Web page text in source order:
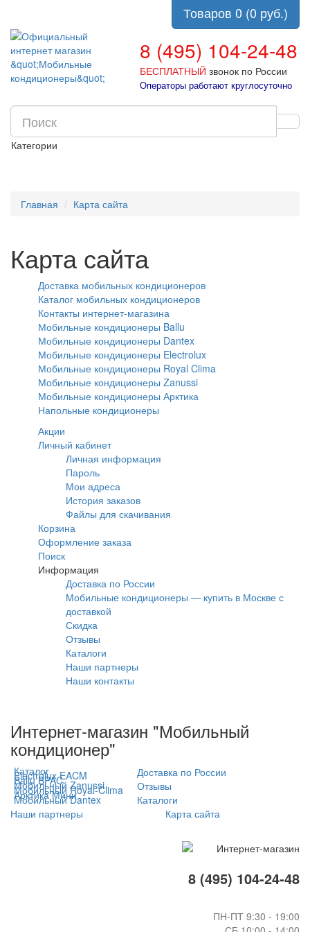
Товаров 0 (0 руб.)
8 (495) 104-24-48
БЕСПЛАТНЫЙ звонок по России
Операторы работают круглосуточно
Категории
Главная Карта сайта
Карта сайта
Доставка мобильных кондиционеров
Каталог мобильных кондиционеров
Контакты интернет-магазина
Мобильные кондиционеры Ballu
Мобильные кондиционеры Dantex
Мобильные кондиционеры Electrolux
Мобильные кондиционеры Royal Clima
Мобильные кондиционеры Zanussi
Мобильные кондиционеры Арктика
Напольные кондиционеры
Акции
Личный кабинет
Личная информация
Пароль
Мои адреса
История заказов
Файлы для скачивания
Корзина
Оформление заказа
Поиск
Информация
Доставка по России
Мобильные кондиционеры — купить в Москве с
доставкой
Скидка
Отзывы
Каталоги
Наши партнеры
Наши контакты
Интернет-магазин "Мобильный
кондиционер"
Каталог
Electrolux EACM
Ballu BPAC
Мобильный Zanussi
Мобильный Royal-Clima
Арктика Мини
Мобильный Dantex
Доставка по России
Отзывы
Каталоги
Наши партнеры
Карта сайта
8 (495) 104-24-48
ПН-ПТ 9:30 - 19:00